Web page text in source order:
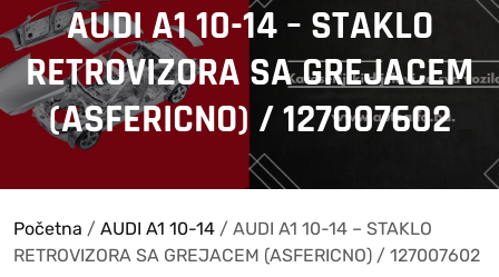
AUDI A1 10-14 – STAKLO
RETROVIZORA SA GREJACEM
(ASFERICNO) / 127007602
Početna / AUDI A1 10-14 / AUDI A1 10-14 – STAKLO
RETROVIZORA SA GREJACEM (ASFERICNO) / 127007602